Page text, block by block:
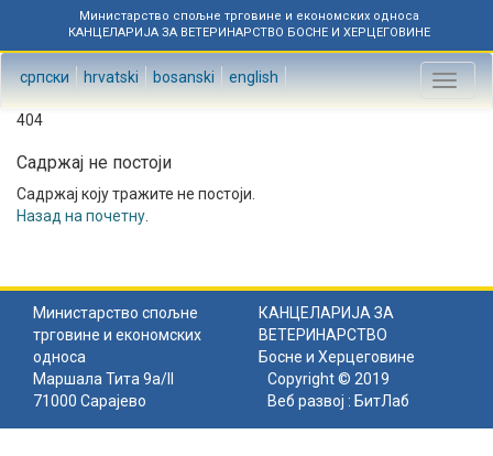
Министарство спољне трговине и економских односа
КАНЦЕЛАРИЈА ЗА ВЕТЕРИНАРСТВО БОСНЕ И ХЕРЦЕГОВИНЕ
српски hrvatski bosanski english
Toggle
404
Садржај не постоји
Садржај коју тражите не постоји.
Назад на почетну
Министарство спољне
трговине и економских
односа
КАНЦЕЛАРИЈА ЗА
ВЕТЕРИНАРСТВО
Босне и Херцеговине
Маршала Тита 9а/II
71000 Сарајево
Copyright © 2019
Веб развој : БитЛаб